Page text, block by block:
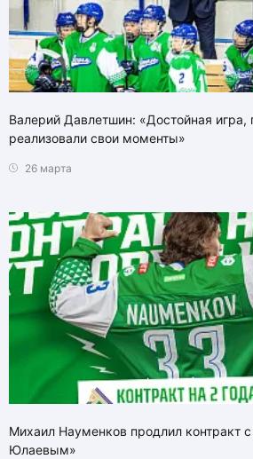
Валерий Давлетшин: «Достойная игра,
реализовали свои моменты»
26 марта
Михаил Науменков продлил контракт
Юлаевым»